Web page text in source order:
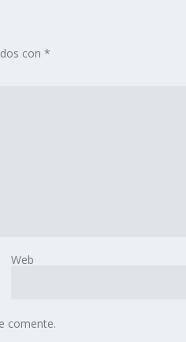
con*
Web
comente.